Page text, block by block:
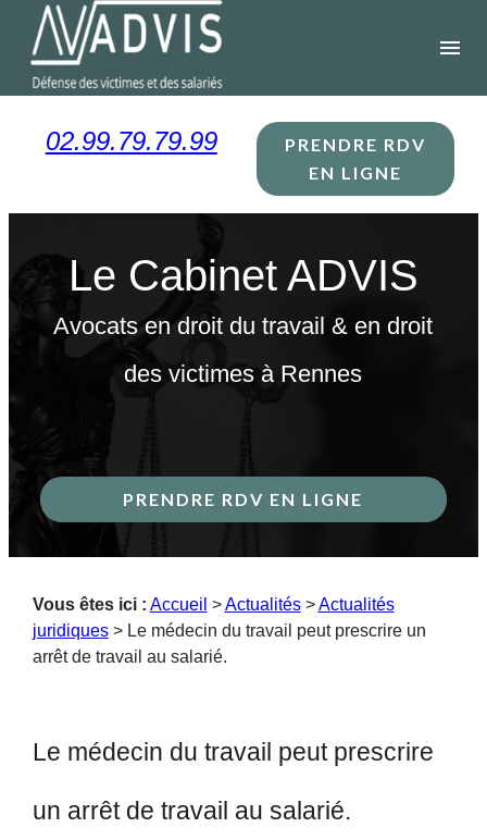
menu
02.99.79.79.99
PRENDRE RDV
EN LIGNE
Le Cabinet ADVIS
Avocats en droit du travail & en droit
des victimes à Rennes
PRENDRE RDV EN LIGNE
Vous êtes ici : Accueil >Actualités>Actualités
juridiques> Le médecin du travail peut prescrire un
arrêt de travail au salarié.
Le médecin du travail peut prescrire
un arrêt de travail au salarié.
Panneau de gestion des cookies